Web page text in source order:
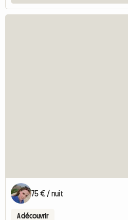
75 € / nuit
A découvrir